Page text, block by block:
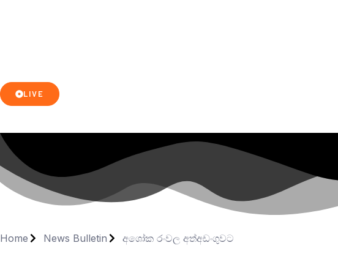
LIVE
Home News Bulletin අශෝක රංවල අත්අඩංගුවට